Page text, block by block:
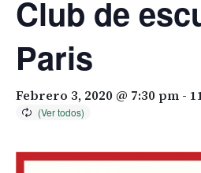
Club de
Paris
Febrero 3, 2020 @ 7:30 pm -